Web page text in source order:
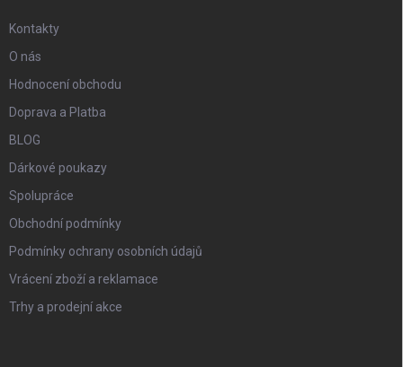
Kontakty
O nás
Hodnocení obchodu
Doprava a Platba
BLOG
Dárkové poukazy
Spolupráce
Obchodní podmínky
Podmínky ochrany osobních údajů
Vrácení zboží a reklamace
Trhy a prodejní akce